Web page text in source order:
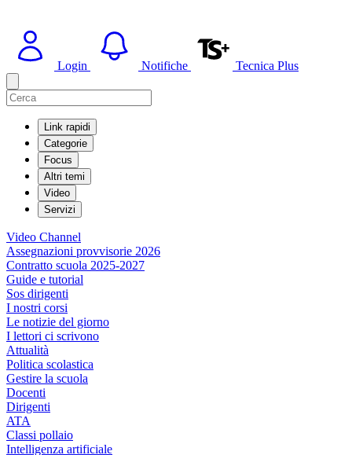
Login Notifiche Tecnica Plus
Link rapidi
Categorie
Focus
Altri temi
Video
Servizi
Video Channel
Assegnazioni provvisorie 2026
Contratto scuola 2025-2027
Guide e tutorial
Sos dirigenti
I nostri corsi
Le notizie del giorno
I lettori ci scrivono
Attualità
Politica scolastica
Gestire la scuola
Docenti
Dirigenti
ATA
Classi pollaio
Intelligenza artificiale